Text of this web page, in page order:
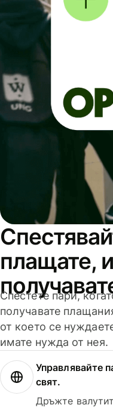
плащате,
Спестете пари,
получавате
от което се
имате нужда от нея.
Управлявайте
свят.
Дръжте